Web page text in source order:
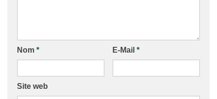
Nom * E-Mail *
Site web